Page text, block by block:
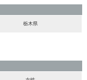
栃木県